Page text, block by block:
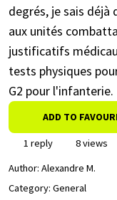
degrés, je sais déjà
aux unités
justificatifs
tests physiques
G2 pour l'infanterie.
ADD TO
1 reply
8 views
Author: Alexandre M.
Category: General